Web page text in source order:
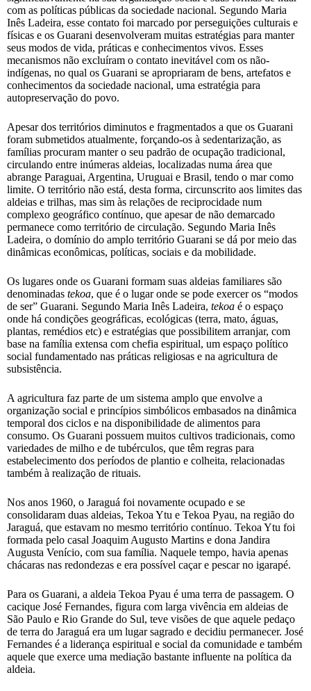
com as políticas públicas da sociedade nacional. Segundo Maria
Inês Ladeira, esse contato foi marcado por perseguições culturais e
físicas e os Guarani desenvolveram muitas estratégias para manter
seus modos de vida, práticas e conhecimentos vivos. Esses
mecanismos não excluíram o contato inevitável com os não-
indígenas, no qual os Guarani se apropriaram de bens, artefatos e
conhecimentos da sociedade nacional, uma estratégia para
autopreservação do povo.
Apesar dos territórios diminutos e fragmentados a que os Guarani
foram submetidos atualmente, forçando-os à sedentarização, as
famílias procuram manter o seu padrão de ocupação tradicional,
circulando entre inúmeras aldeias, localizadas numa área que
abrange Paraguai, Argentina, Uruguai e Brasil, tendo o mar como
limite. O território não está, desta forma, circunscrito aos limites das
aldeias e trilhas, mas sim às relações de reciprocidade num
complexo geográfico contínuo, que apesar de não demarcado
permanece como território de circulação. Segundo Maria Inês
Ladeira, o domínio do amplo território Guarani se dá por meio das
dinâmicas econômicas, políticas, sociais e da mobilidade.
Os lugares onde os Guarani formam suas aldeias familiares são
denominadas tekoa, que é o lugar onde se pode exercer os “modos
de ser” Guarani. Segundo Maria Inês Ladeira, tekoa é o espaço
onde há condições geográficas, ecológicas (terra, mato, águas,
plantas, remédios etc) e estratégias que possibilitem arranjar, com
base na família extensa com chefia espiritual, um espaço político
social fundamentado nas práticas religiosas e na agricultura de
subsistência.
A agricultura faz parte de um sistema amplo que envolve a
organização social e princípios simbólicos embasados na dinâmica
temporal dos ciclos e na disponibilidade de alimentos para
consumo. Os Guarani possuem muitos cultivos tradicionais, como
variedades de milho e de tubérculos, que têm regras para
estabelecimento dos períodos de plantio e colheita, relacionadas
também à realização de rituais.
Nos anos 1960, o Jaraguá foi novamente ocupado e se
consolidaram duas aldeias, Tekoa Ytu e Tekoa Pyau, na região do
Jaraguá, que estavam no mesmo território contínuo. Tekoa Ytu foi
formada pelo casal Joaquim Augusto Martins e dona Jandira
Augusta Venício, com sua família. Naquele tempo, havia apenas
chácaras nas redondezas e era possível caçar e pescar no igarapé.
Para os Guarani, a aldeia Tekoa Pyau é uma terra de passagem. O
cacique José Fernandes, figura com larga vivência em aldeias de
São Paulo e Rio Grande do Sul, teve visões de que aquele pedaço
de terra do Jaraguá era um lugar sagrado e decidiu permanecer. José
Fernandes é a liderança espiritual e social da comunidade e também
aquele que exerce uma mediação bastante influente na política da
aldeia.